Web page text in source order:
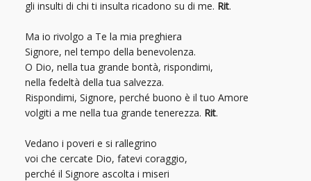
gli insulti di chi ti insulta ricadono su di me. Rit.
Ma io rivolgo a Te la mia preghiera
Signore, nel tempo della benevolenza.
O Dio, nella tua grande bontà, rispondimi,
nella fedeltà della tua salvezza.
Rispondimi, Signore, perché buono è il tuo Amore
volgiti a me nella tua grande tenerezza. Rit.
Vedano i poveri e si rallegrino
voi che cercate Dio, fatevi coraggio,
perché il Signore ascolta i miseri